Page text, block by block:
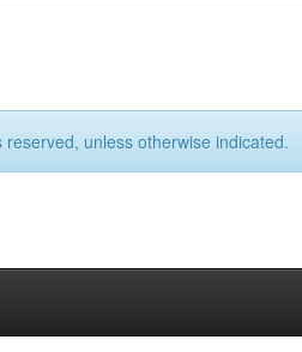
unless otherwise indicated.